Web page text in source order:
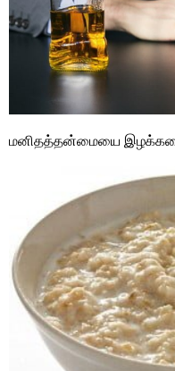
மனிதத்தன்மையை